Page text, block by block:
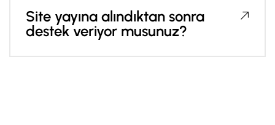
Site yayına alındıktan sonra
destek veriyor musunuz?